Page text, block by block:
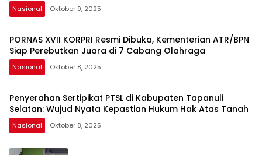
Nasional Oktober 9, 2025
PORNAS XVII KORPRI Resmi Dibuka, Kementerian ATR/BPN
Siap Perebutkan Juara di 7 Cabang Olahraga
Nasional Oktober 8, 2025
Penyerahan Sertipikat PTSL di Kabupaten Tapanuli
Selatan: Wujud Nyata Kepastian Hukum Hak Atas Tanah
Nasional Oktober 8, 2025